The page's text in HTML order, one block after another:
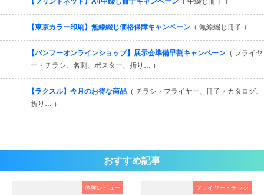
【東京カラー印刷】無線綴じ価格保障キャンペーン （ 無線綴じ冊子 ）
【バンフーオンラインショップ】展示会準備早割キャンペーン （ フライヤ
ー・チラシ、名刺、ポスター、折り… ）
【ラクスル】今月のお得な商品 （ チラシ・フライヤー、冊子・カタログ、
折り… ）
おすすめ記事
体験レビュー フライヤー・チラシ